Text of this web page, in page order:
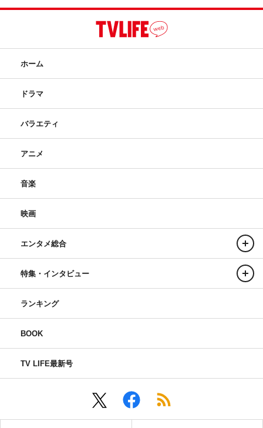
ホーム
ドラマ
バラエティ
アニメ
音楽
映画
エンタメ総合
特集・インタビュー
ランキング
BOOK
TV LIFE最新号